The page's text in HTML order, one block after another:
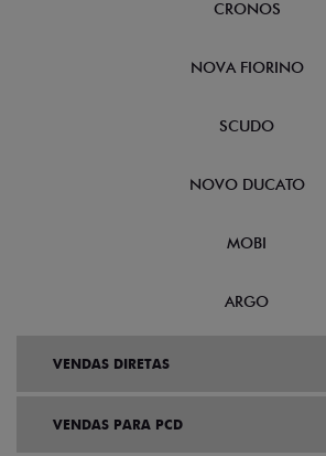
CRONOS
NOVA FIORINO
SCUDO
NOVO DUCATO
MOBI
ARGO
VENDAS DIRETAS
VENDAS PARA PCD